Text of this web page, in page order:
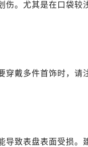
伤。尤其是在口袋较
穿戴多件首饰时，请
导致表盘表面受损。